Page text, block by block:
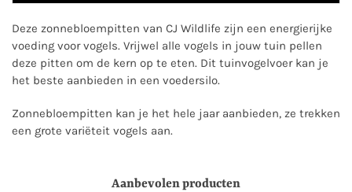
Deze zonnebloempitten van CJ Wildlife zijn een energierijke
voeding voor vogels. Vrijwel alle vogels in jouw tuin pellen
deze pitten om de kern op te eten. Dit tuinvogelvoer kan je
het beste aanbieden in een voedersilo.
Zonnebloempitten kan je het hele jaar aanbieden, ze trekken
een grote variëteit vogels aan.
Aanbevolen producten